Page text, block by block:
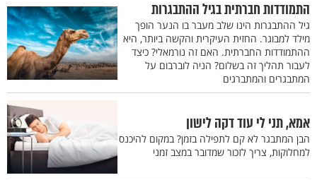
התמודדות חברתית בגיל ההתבגרות
גיל ההתבגרות הינו שלב מעבר בו הנער הופך
מילד למבוגר. החזית העיקרית והקשה ביותר, היא
ההתמודדות החברתית. האם זה נורמאלי? כיצד
לעבור תהליך זה בשלום? הניה לוברבום על
המתבגרים והמתברגים
אמא, תני לי עוד דקה לישון
הבן המתבגר לא קם לתפילה בזמן? במקום להיכנס
למחלוקות, צריך לזכור שמדובר במצב זמני